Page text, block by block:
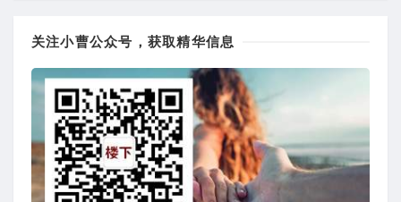
关注小曹公众号，获取精华信息